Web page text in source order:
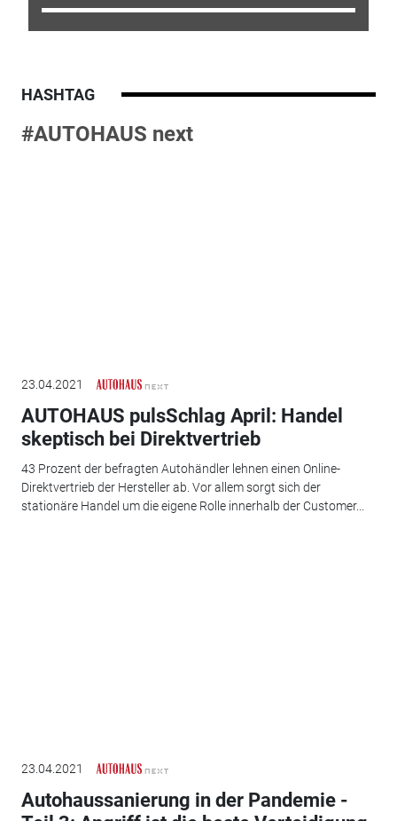
HASHTAG
#AUTOHAUS next
23.04.2021
AUTOHAUS pulsSchlag April: Handel
skeptisch bei Direktvertrieb
43 Prozent der befragten Autohändler lehnen einen Online-
Direktvertrieb der Hersteller ab. Vor allem sorgt sich der
stationäre Handel um die eigene Rolle innerhalb der Customer...
23.04.2021
Autohaussanierung in der Pandemie -